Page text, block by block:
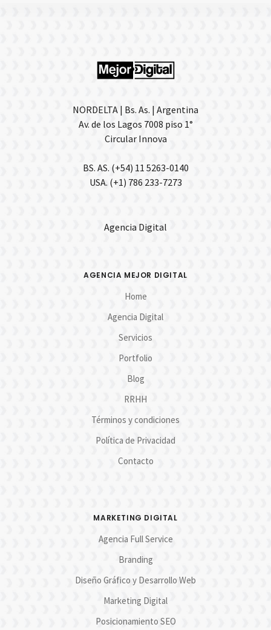
NORDELTA | Bs. As. | Argentina
Av. de los Lagos 7008 piso 1°
Circular Innova
BS. AS. (+54) 11 5263-0140
USA. (+1) 786 233-7273
Agencia Digital
AGENCIA MEJOR DIGITAL
Home
Agencia Digital
Servicios
Portfolio
Blog
RRHH
Términos y condiciones
Política de Privacidad
Contacto
MARKETING DIGITAL
Agencia Full Service
Branding
Diseño Gráfico y Desarrollo Web
Marketing Digital
Posicionamiento SEO